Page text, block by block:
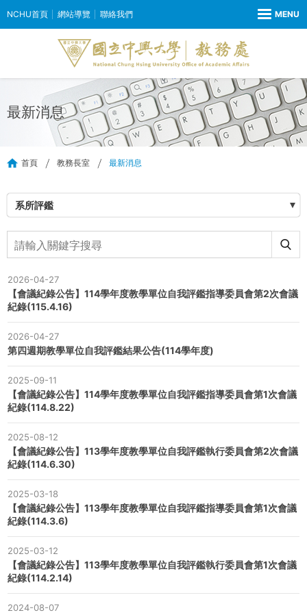
NCHU首頁 網站導覽 聯絡我們
最新消息
首頁 教務長室 最新消息
系所評鑑
2026-04-27
【會議紀錄公告】114學年度教學單位自我評鑑指導委員會第2次會議
紀錄(115.4.16)
2026-04-27
第四週期教學單位自我評鑑結果公告(114學年度)
2025-09-11
【會議紀錄公告】114學年度教學單位自我評鑑指導委員會第1次會議
紀錄(114.8.22)
2025-08-12
【會議紀錄公告】113學年度教學單位自我評鑑執行委員會第2次會議
紀錄(114.6.30)
2025-03-18
【會議紀錄公告】113學年度教學單位自我評鑑指導委員會第1次會議
紀錄(114.3.6)
2025-03-12
【會議紀錄公告】113學年度教學單位自我評鑑執行委員會第1次會議
紀錄(114.2.14)
2024-08-07